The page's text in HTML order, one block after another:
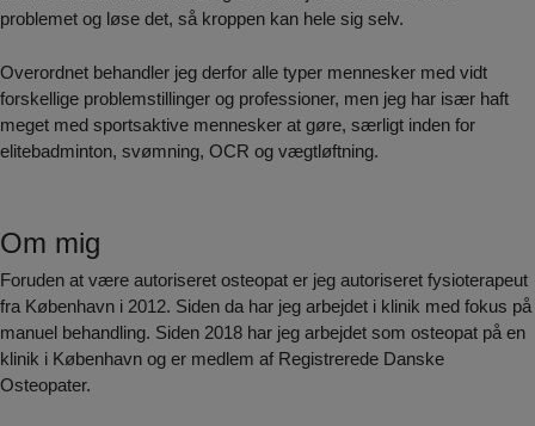
problemet og løse det, så kroppen kan hele sig selv.
Overordnet behandler jeg derfor alle typer mennesker med vidt
forskellige problemstillinger og professioner, men jeg har især haft
meget med sportsaktive mennesker at gøre, særligt inden for
elitebadminton, svømning, OCR og vægtløftning.
Om mig
Foruden at være autoriseret osteopat er jeg autoriseret fysioterapeut
fra København i 2012. Siden da har jeg arbejdet i klinik med fokus på
manuel behandling. Siden 2018 har jeg arbejdet som osteopat på en
klinik i København og er medlem af Registrerede Danske
Osteopater.